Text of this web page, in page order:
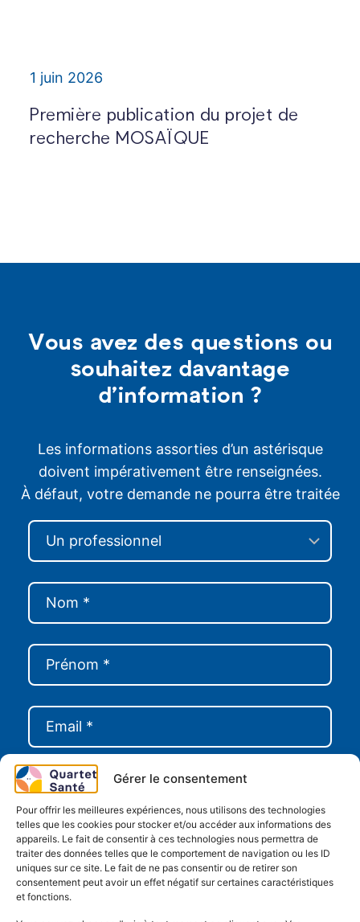
Gérer le consentement
Pour offrir les meilleures expériences, nous utilisons des technologies
telles que les cookies pour stocker et/ou accéder aux informations des
appareils. Le fait de consentir à ces technologies nous permettra de
traiter des données telles que le comportement de navigation ou les ID
uniques sur ce site. Le fait de ne pas consentir ou de retirer son
consentement peut avoir un effet négatif sur certaines caractéristiques
et fonctions.
1 juin 2026
Première publication du projet de
recherche MOSAÏQUE
Vous avez des questions ou
souhaitez davantage
d’information ?
Les informations assorties d’un astérisque
doivent impérativement être renseignées.
À défaut, votre demande ne pourra être traitée